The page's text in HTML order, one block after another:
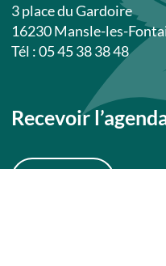
3 place du Gardoire
16230 Mansle-les-
Tél : 05 45 38 38 48
Recevoir